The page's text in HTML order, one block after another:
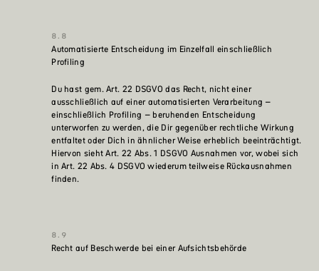
Automatisierte Entscheidung im Einzelfall einschließlich
Profiling
Du hast gem. Art. 22 DSGVO das Recht, nicht einer
ausschließlich auf einer automatisierten Verarbeitung –
einschließlich Profiling – beruhenden Entscheidung
unterworfen zu werden, die Dir gegenüber rechtliche Wirkung
entfaltet oder Dich in ähnlicher Weise erheblich beeinträchtigt.
Hiervon sieht Art. 22 Abs. 1 DSGVO Ausnahmen vor, wobei sich
in Art. 22 Abs. 4 DSGVO wiederum teilweise Rückausnahmen
finden.
Recht auf Beschwerde bei einer Aufsichtsbehörde